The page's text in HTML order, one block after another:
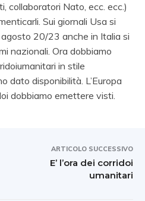
collaboratori Nato, ecc. ecc.)
Sui giornali Usa si
20/23 anche in Italia si
nazionali. Ora dobbiamo
in stile
dato disponibilità. L’Europa
dobbiamo emettere visti.
ARTICOLO SUCCESSIVO
E’ l’ora dei corridoi
umanitari